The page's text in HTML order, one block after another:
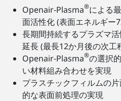
Openair-Plasma®による
面活性化 (表面エネルギ
長期間持続するプラズマ
延長 (最長12か月後の次工
Openair-Plasma®の選択
い材料組み合わせを実現
プラスチックフィルムの
的な表面前処理の実現